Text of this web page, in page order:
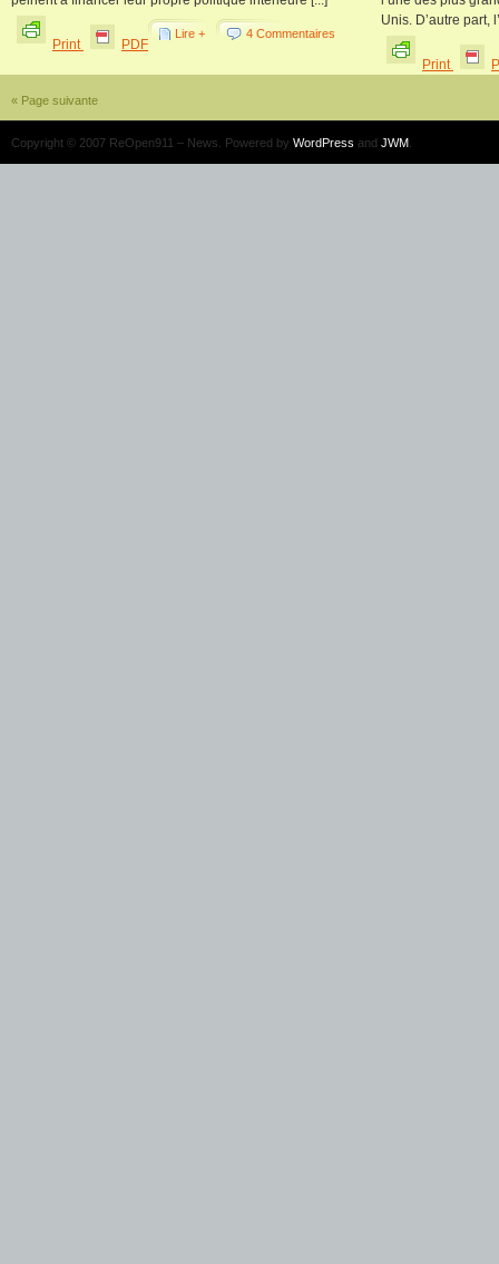
Print PDF
Lire + 4 Commentaires
Unis. D’autre part,
Print
« Page suivante
Copyright © 2007 ReOpen911 – News. Powered by WordPress and JWM